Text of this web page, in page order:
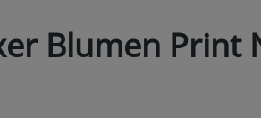
Blumen Print